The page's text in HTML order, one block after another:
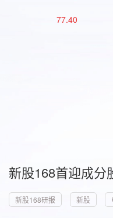
77.40
新股168首迎成分
新股168研报 新股